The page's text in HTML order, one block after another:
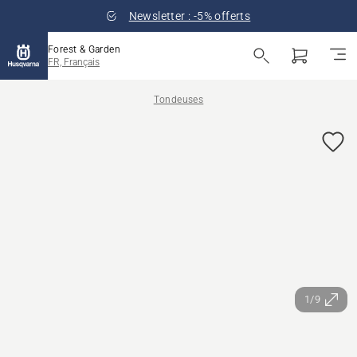
Newsletter : -5% offerts
Forest & Garden
FR, Français
Tondeuses
1/9